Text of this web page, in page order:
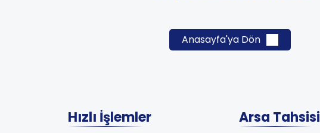
Anasayfa'ya Dön
Hızlı İşlemler Arsa Tahsisi